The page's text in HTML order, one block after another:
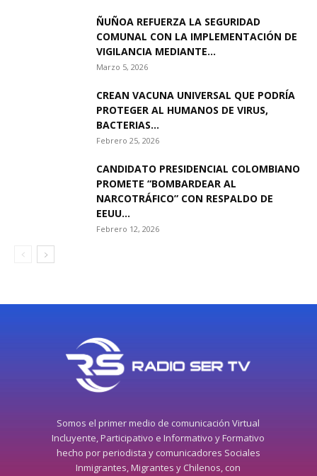
ÑUÑOA REFUERZA LA SEGURIDAD
COMUNAL CON LA IMPLEMENTACIÓN DE
VIGILANCIA MEDIANTE...
Marzo 5, 2026
CREAN VACUNA UNIVERSAL QUE PODRÍA
PROTEGER AL HUMANOS DE VIRUS,
BACTERIAS...
Febrero 25, 2026
CANDIDATO PRESIDENCIAL COLOMBIANO
PROMETE “BOMBARDEAR AL
NARCOTRÁFICO” CON RESPALDO DE
EEUU...
Febrero 12, 2026
Somos el primer medio de comunicación Virtual
Incluyente, Participativo e Informativo y Formativo
hecho por periodista y comunicadores Sociales
Inmigrantes, Migrantes y Chilenos, con